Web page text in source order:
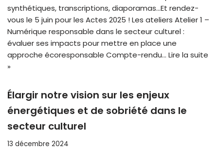
synthétiques, transcriptions, diaporamas…Et rendez-
vous le 5 juin pour les Actes 2025 ! Les ateliers Atelier 1 –
Numérique responsable dans le secteur culturel :
évaluer ses impacts pour mettre en place une
approche écoresponsable Compte-rendu… Lire la suite
»
Élargir notre vision sur les enjeux
énergétiques et de sobriété dans le
secteur culturel
13 décembre 2024